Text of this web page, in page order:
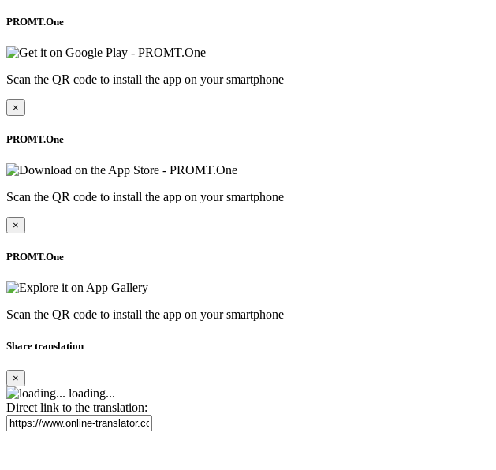
PROMT.One
Scan the QR code to install the app on your smartphone
×
PROMT.One
Scan the QR code to install the app on your smartphone
×
PROMT.One
Scan the QR code to install the app on your smartphone
Share translation
×
loading...
Direct link to the translation: